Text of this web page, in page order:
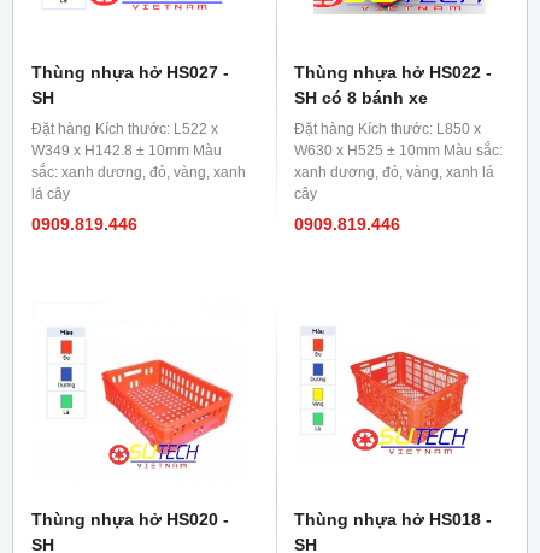
Thùng nhựa hở HS027 -
SH
Đặt hàng Kích thước: L522 x
W349 x H142.8 ± 10mm Màu
sắc: xanh dương, đỏ, vàng, xanh
lá cây
0909.819.446
Thùng nhựa hở HS022 -
SH có 8 bánh xe
Đặt hàng Kích thước: L850 x
W630 x H525 ± 10mm Màu sắc:
xanh dương, đỏ, vàng, xanh lá
cây
0909.819.446
Thùng nhựa hở HS020 -
SH
Thùng nhựa hở HS018 -
SH